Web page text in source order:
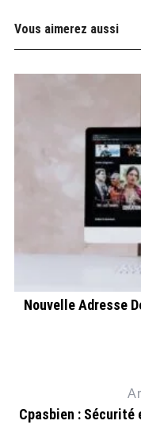
Vous aimerez aussi
Nouvelle Adresse
Cpasbien :